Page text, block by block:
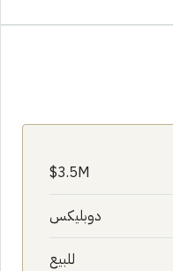
3.5M$
دوبليكس
للبيع